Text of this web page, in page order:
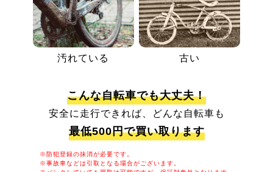
汚れている 古い
こんな自転車でも大丈夫！
安全に走行できれば、どんな自転車も
最低500円で買い取ります
※防犯登録の抹消が必要です。
※事故車などは引取となる場合がございます。